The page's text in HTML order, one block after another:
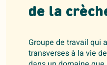
de la
Groupe de travail qui
transverses à la vie